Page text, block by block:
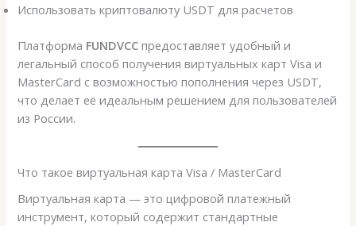
Использовать криптовалюту USDT для расчетов
Платформа FUNDVCC предоставляет удобный и
легальный способ получения виртуальных карт Visa и
MasterCard с возможностью пополнения через USDT,
что делает её идеальным решением для пользователей
из России.
Что такое виртуальная карта Visa / MasterCard
Виртуальная карта — это цифровой платежный
инструмент, который содержит стандартные